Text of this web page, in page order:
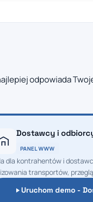
odpowiada
Dostawcy i
PANEL WWW
dla kontrahentów i
transportów,
Uruchom demo -